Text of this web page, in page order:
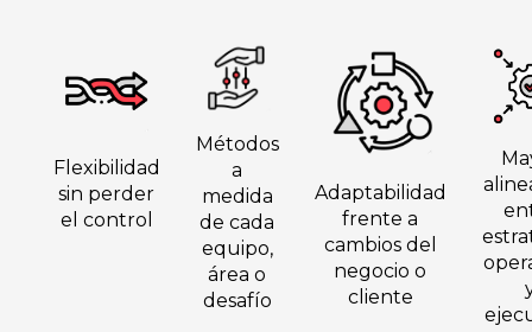
Flexibilidad
sin perder
el control
Métodos
a
medida
de cada
equipo,
área o
desafío
Adaptabilidad
frente a
cambios del
negocio o
cliente